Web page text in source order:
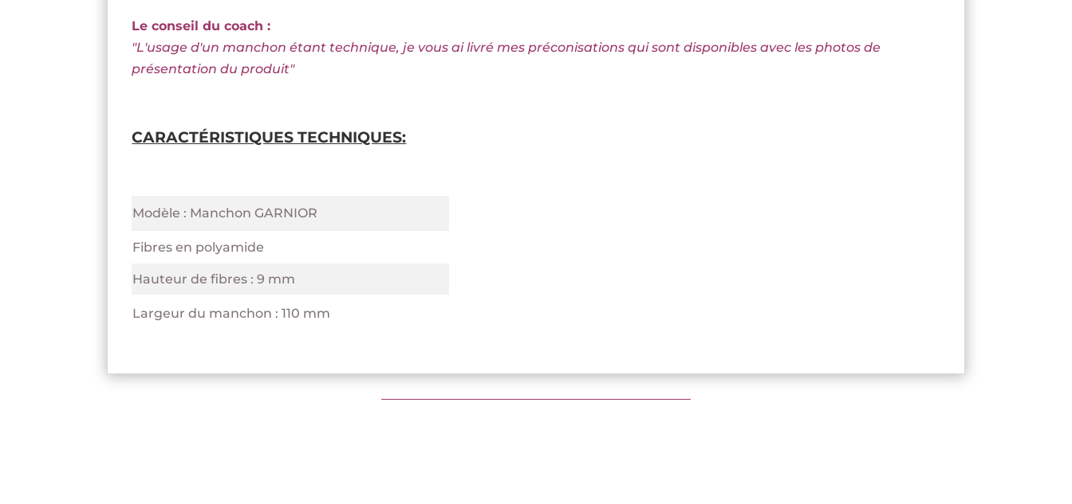
Le conseil du coach :
"L'usage d'un manchon étant technique, je vous ai livré mes préconisations qui sont disponibles avec les photos de
présentation du produit"
CARACTÉRISTIQUES TECHNIQUES:
Modèle : Manchon GARNIOR
Fibres en polyamide
Hauteur de fibres : 9 mm
Largeur du manchon : 110 mm